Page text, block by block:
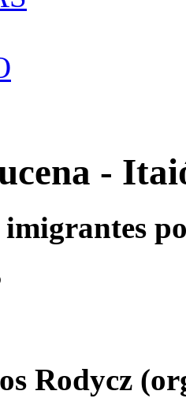
-
Rodycz